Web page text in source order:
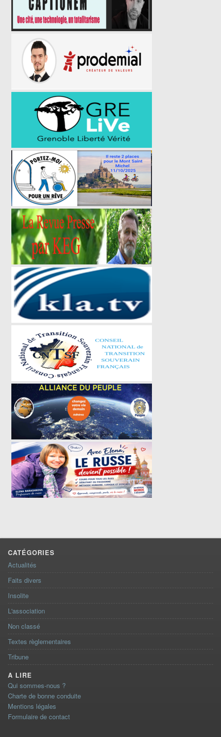
CATÉGORIES
Actualités
Faits divers
Insolite
L'association
Non classé
Textes règlementaires
Tribune
A LIRE
Qui sommes-nous ?
Charte de bonne conduite
Mentions légales
Formulaire de contact